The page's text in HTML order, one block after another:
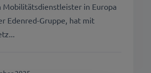
Mobilitätsdienstleister in Europa
Edenred-Gruppe, hat mit